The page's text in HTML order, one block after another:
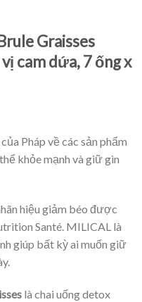
Graisses
cam dứa, 7 ống x
Pháp về các sản phẩm
khỏe mạnh và giữ gìn
hiệu giảm béo được
Santé. MILICAL là
giúp bất kỳ ai muốn giữ
là chai uống detox